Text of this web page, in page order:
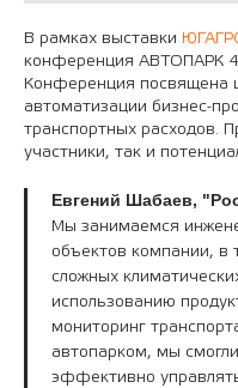
В рамках выставки
конференция АВТОПАРК
Конференция посвящена
автоматизации бизнес-
транспортных расходов.
участники, так и
Евгений Шабаев,
Мы занимаемся
объектов компании, в
сложных
использованию
мониторинг
автопарком, мы
эффективно